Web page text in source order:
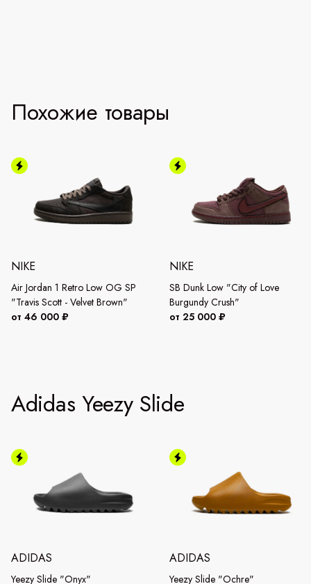
Похожие товары
NIKE
Air Jordan 1 Retro Low OG SP
"Travis Scott - Velvet Brown"
от 46 000 ₽
NIKE
SB Dunk Low "City of Love
Burgundy Crush"
от 25 000 ₽
Adidas Yeezy Slide
ADIDAS
Yeezy Slide "Onyx"
ADIDAS
Yeezy Slide "Ochre"